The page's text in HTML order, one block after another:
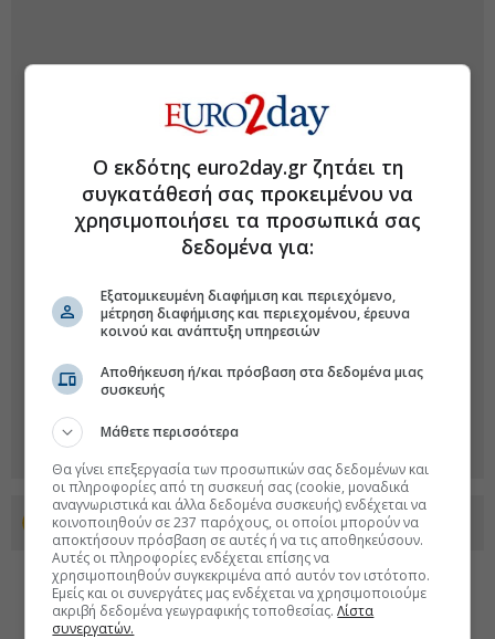
Προσθέστε το euro2day.gr στο Discover
Ο εκδότης euro2day.gr ζητάει τη
συγκατάθεσή σας προκειμένου να
χρησιμοποιήσει τα προσωπικά σας
δεδομένα για:
Εξατομικευμένη διαφήμιση και περιεχόμενο,
μέτρηση διαφήμισης και περιεχομένου, έρευνα
κοινού και ανάπτυξη υπηρεσιών
Αποθήκευση ή/και πρόσβαση στα δεδομένα μιας
συσκευής
Μάθετε περισσότερα
Θα γίνει επεξεργασία των προσωπικών σας δεδομένων και
οι πληροφορίες από τη συσκευή σας (cookie, μοναδικά
αναγνωριστικά και άλλα δεδομένα συσκευής) ενδέχεται να
κοινοποιηθούν σε 237 παρόχους, οι οποίοι μπορούν να
αποκτήσουν πρόσβαση σε αυτές ή να τις αποθηκεύσουν.
Αυτές οι πληροφορίες ενδέχεται επίσης να
χρησιμοποιηθούν συγκεκριμένα από αυτόν τον ιστότοπο.
Εμείς και οι συνεργάτες μας ενδέχεται να χρησιμοποιούμε
ακριβή δεδομένα γεωγραφικής τοποθεσίας.Λίστα
συνεργατών.